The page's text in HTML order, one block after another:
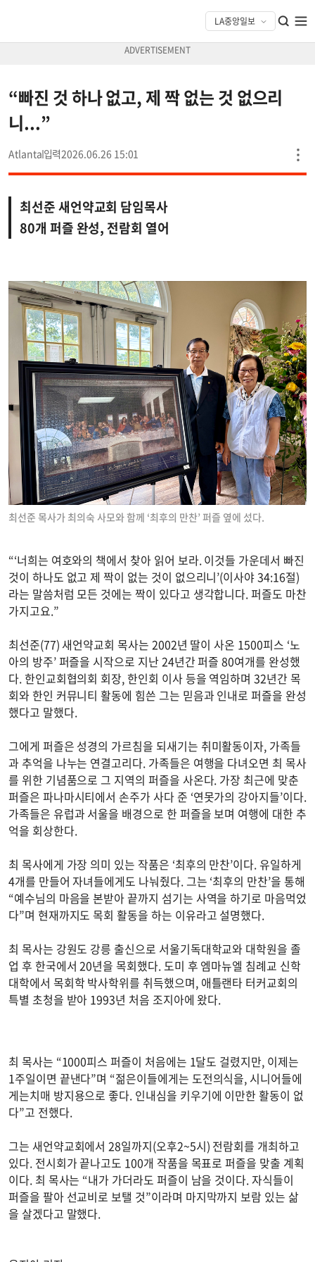
“빠진 것 하나 없고, 제 짝 없는 것 없으리
니...”
Atlanta 2026.06.26 15:01
최선준 새언약교회 담임목사
80개 퍼즐 완성, 전람회 열어
최선준 목사가 최의숙 사모와 함께 ‘최후의 만찬’ 퍼즐 옆에 섰다.
“‘너희는 여호와의 책에서 찾아 읽어 보라. 이것들 가운데서 빠진
것이 하나도 없고 제 짝이 없는 것이 없으리니’(이사야 34:16절)
라는 말씀처럼 모든 것에는 짝이 있다고 생각합니다. 퍼즐도 마찬
가지고요.”
최선준(77) 새언약교회 목사는 2002년 딸이 사온 1500피스 ‘노
아의 방주’ 퍼즐을 시작으로 지난 24년간 퍼즐 80여개를 완성했
다. 한인교회협의회 회장, 한인회 이사 등을 역임하며 32년간 목
회와 한인 커뮤니티 활동에 힘쓴 그는 믿음과 인내로 퍼즐을 완성
했다고 말했다.
그에게 퍼즐은 성경의 가르침을 되새기는 취미활동이자, 가족들
과 추억을 나누는 연결고리다. 가족들은 여행을 다녀오면 최 목사
를 위한 기념품으로 그 지역의 퍼즐을 사온다. 가장 최근에 맞춘
퍼즐은 파나마시티에서 손주가 사다 준 ‘연못가의 강아지들’이다.
가족들은 유럽과 서울을 배경으로 한 퍼즐을 보며 여행에 대한 추
억을 회상한다.
최 목사에게 가장 의미 있는 작품은 ‘최후의 만찬’이다. 유일하게
4개를 만들어 자녀들에게도 나눠줬다. 그는 ‘최후의 만찬’을 통해
“예수님의 마음을 본받아 끝까지 섬기는 사역을 하기로 마음먹었
다”며 현재까지도 목회 활동을 하는 이유라고 설명했다.
최 목사는 강원도 강릉 출신으로 서울기독대학교와 대학원을 졸
업 후 한국에서 20년을 목회했다. 도미 후 엠마뉴엘 침례교 신학
대학에서 목회학 박사학위를 취득했으며, 애틀랜타 터커교회의
특별 초청을 받아 1993년 처음 조지아에 왔다.
최 목사는 “1000피스 퍼즐이 처음에는 1달도 걸렸지만, 이제는
1주일이면 끝낸다”며 “젊은이들에게는 도전의식을, 시니어들에
게는치매 방지용으로 좋다. 인내심을 키우기에 이만한 활동이 없
다”고 전했다.
그는 새언약교회에서 28일까지(오후2~5시) 전람회를 개최하고
있다. 전시회가 끝나고도 100개 작품을 목표로 퍼즐을 맞출 계획
이다. 최 목사는 “내가 가더라도 퍼즐이 남을 것이다. 자식들이
퍼즐을 팔아 선교비로 보탤 것”이라며 마지막까지 보람 있는 삶
을 살겠다고 말했다.